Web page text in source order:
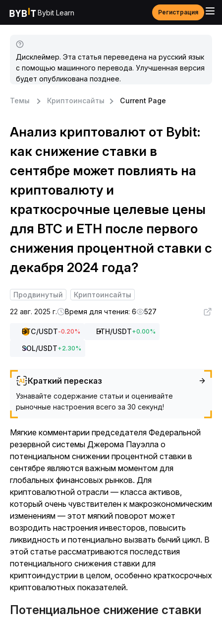
Bybit Learn Регистрация
Дисклеймер. Эта статья переведена на русский язык
с помощью машинного перевода. Улучшенная версия
будет опубликована позднее.
Темы Криптоинсайты Current Page
Анализ криптовалют от Bybit:
как снижение ставки в
сентябре может повлиять на
криптовалюту и
краткосрочные целевые цены
для BTC и ETH после первого
снижения процентной ставки с
декабря 2024 года?
Продвинутый
Криптоинсайты
22 авг. 2025 г.
Время для чтения: 6 527
BTC/USDT-0.20% ETH/USDT+0.00%
SOL/USDT+2.30%
Краткий пересказ
Узнавайте содержание статьи и оценивайте
рыночные настроения всего за 30 секунд!
Мягкие комментарии председателя Федеральной
резервной системы Джерома Пауэлла о
потенциальном снижении процентной ставки в
сентябре являются важным моментом для
глобальных финансовых рынков. Для
криптовалютной отрасли — класса активов,
который очень чувствителен к макроэкономическим
изменениям — этот мягкий поворот может
возродить настроения инвесторов, повысить
ликвидность и потенциально вызвать бычий цикл. В
этой статье рассматриваются последствия
потенциального снижения ставки для
криптоиндустрии в целом, особенно краткосрочных
криптовалютных показателей.
Потенциальное снижение ставки